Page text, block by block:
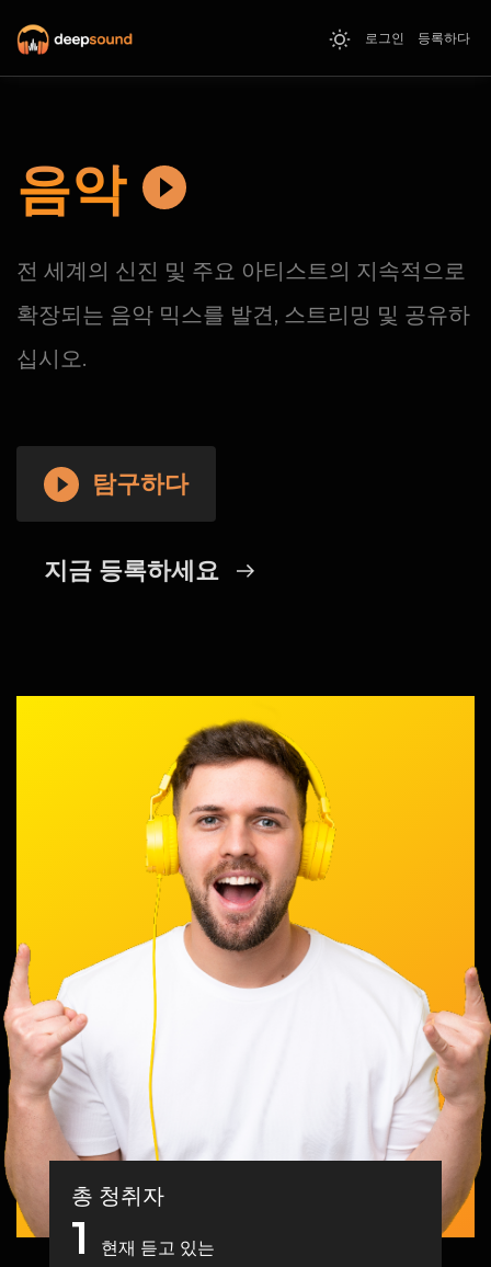
로그인 등록하다
음악
전 세계의 신진 및 주요 아티스트의 지속적으로
확장되는 음악 믹스를 발견, 스트리밍 및 공유하
십시오.
탐구하다
지금 등록하세요
총 청취자
1 현재 듣고 있는